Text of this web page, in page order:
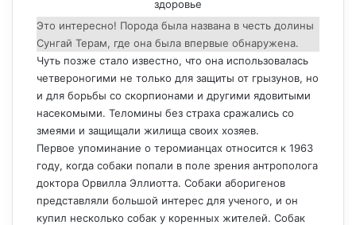
Это интересно! Порода была названа в честь долины
Сунгай Терам, где она была впервые обнаружена.
Чуть позже стало известно, что она использовалась
четвероногими не только для защиты от грызунов, но
и для борьбы со скорпионами и другими ядовитыми
насекомыми. Теломины без страха сражались со
змеями и защищали жилища своих хозяев.
Первое упоминание о теромианцах относится к 1963
году, когда собаки попали в поле зрения антрополога
доктора Орвилла Эллиотта. Собаки аборигенов
представляли большой интерес для ученого, и он
купил несколько собак у коренных жителей. Собак